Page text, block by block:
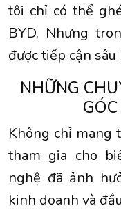
tôi chỉ có thể
BYD. Nhưng
được tiếp cận
NHỮNG
Không chỉ mang
tham gia cho
nghệ đã ảnh
kinh doanh và